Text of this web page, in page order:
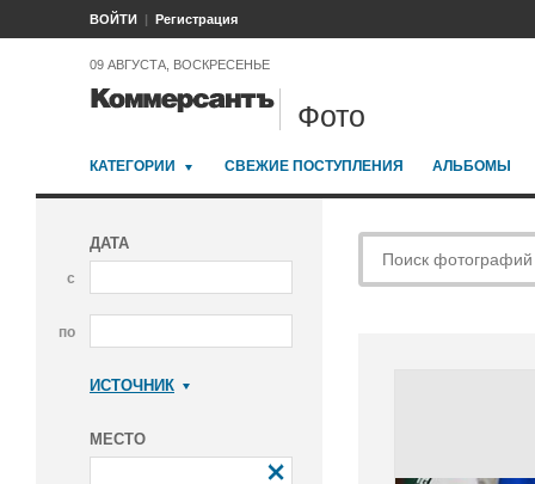
ВОЙТИ Регистрация
09 АВГУСТА, ВОСКРЕСЕНЬЕ
Фото
КАТЕГОРИИ СВЕЖИЕ ПОСТУПЛЕНИЯ АЛЬБОМЫ
ДАТА
с
по
ИСТОЧНИК
МЕСТО